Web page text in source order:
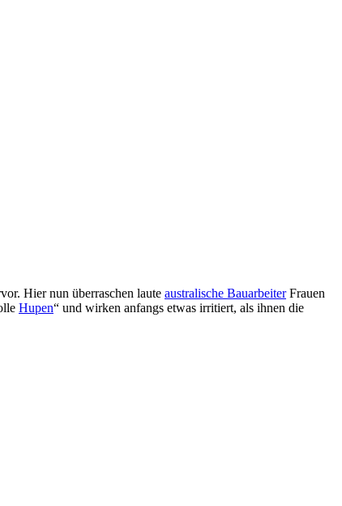
Hier nun überraschen laute australische BauarbeiterFrauen
Hupen“ und wirken anfangs etwas irritiert, als ihnen die